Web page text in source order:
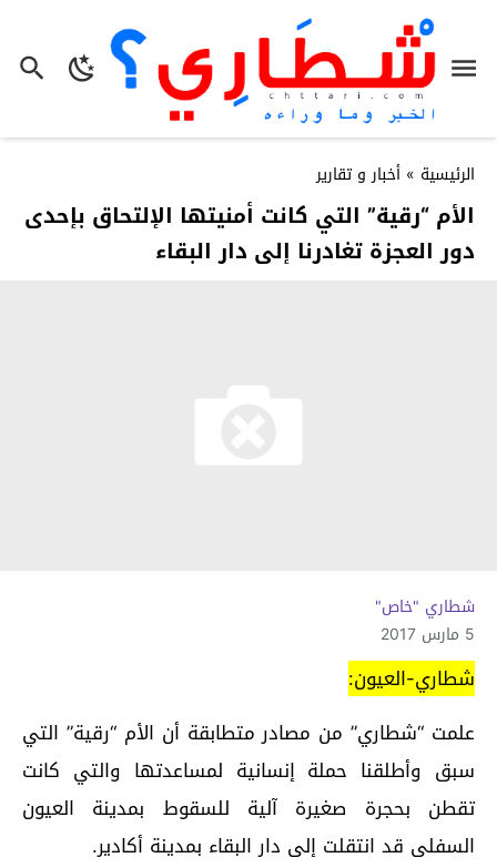
الرئيسية » أخبار و تقارير
الأم “رقية” التي كانت أمنيتها الإلتحاق بإحدى
دور العجزة تغادرنا إلى دار البقاء
شطاري "خاص"
5 مارس 2017
شطاري-العيون:
علمت “شطاري” من مصادر متطابقة أن الأم “رقية” التي
سبق وأطلقنا حملة إنسانية لمساعدتها والتي كانت
تقطن بحجرة صغيرة آلية للسقوط بمدينة العيون
السفلى قد انتقلت إلى دار البقاء بمدينة أكادير.